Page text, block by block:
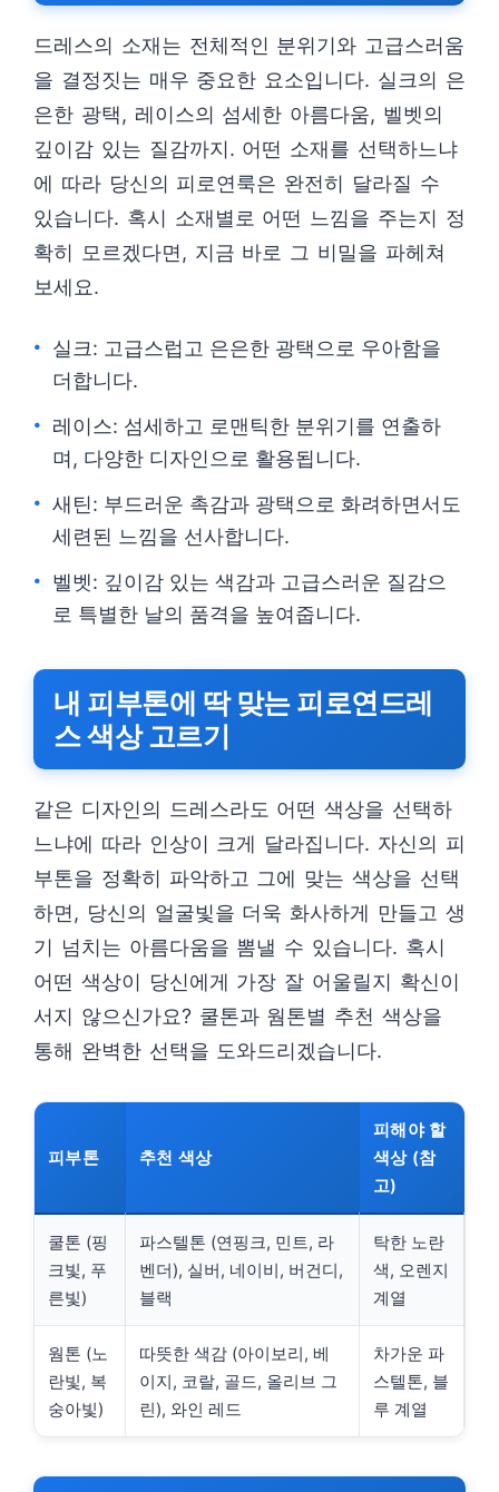
드레스의 소재는 전체적인 분위기와 고급스러움
을 결정짓는 매우 중요한 요소입니다. 실크의 은
은한 광택, 레이스의 섬세한 아름다움, 벨벳의
깊이감 있는 질감까지. 어떤 소재를 선택하느냐
에 따라 당신의 피로연룩은 완전히 달라질 수
있습니다. 혹시 소재별로 어떤 느낌을 주는지 정
확히 모르겠다면, 지금 바로 그 비밀을 파헤쳐
보세요.
실크: 고급스럽고 은은한 광택으로 우아함을
더합니다.
레이스: 섬세하고 로맨틱한 분위기를 연출하
며, 다양한 디자인으로 활용됩니다.
새틴: 부드러운 촉감과 광택으로 화려하면서도
세련된 느낌을 선사합니다.
벨벳: 깊이감 있는 색감과 고급스러운 질감으
로 특별한 날의 품격을 높여줍니다.
내 피부톤에 딱 맞는 피로연드레
스 색상 고르기
같은 디자인의 드레스라도 어떤 색상을 선택하
느냐에 따라 인상이 크게 달라집니다. 자신의 피
부톤을 정확히 파악하고 그에 맞는 색상을 선택
하면, 당신의 얼굴빛을 더욱 화사하게 만들고 생
기 넘치는 아름다움을 뽐낼 수 있습니다. 혹시
어떤 색상이 당신에게 가장 잘 어울릴지 확신이
서지 않으신가요? 쿨톤과 웜톤별 추천 색상을
통해 완벽한 선택을 도와드리겠습니다.
피부톤 추천 색상
피해야 할
색상 (참
고)
쿨톤 (핑
크빛, 푸
른빛)
파스텔톤 (연핑크, 민트, 라
벤더), 실버, 네이비, 버건디,
블랙
탁한 노란
색, 오렌지
계열
웜톤 (노
란빛, 복
숭아빛)
따뜻한 색감 (아이보리, 베
이지, 코랄, 골드, 올리브 그
린), 와인 레드
차가운 파
스텔톤, 블
루 계열